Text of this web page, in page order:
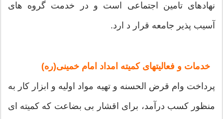
نهادهای تامین اجتماعی است و در خدمت گروه های
آسیب پذیر جامعه قرار د ارد.
خدمات و فعالیتهای کمیته امداد امام خمینی(ره)
پرداخت وام قرض الحسنه و تهیه مواد اولیه و ابزار كار به
منظور كسب درآمد، برای اقشار بی بضاعت كه كمیته ای